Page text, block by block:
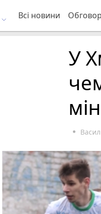
Всі новини
У